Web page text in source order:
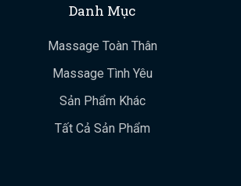
Danh Mục
Massage Toàn Thân
Massage Tình Yêu
Sản Phẩm Khác
Tất Cả Sản Phẩm